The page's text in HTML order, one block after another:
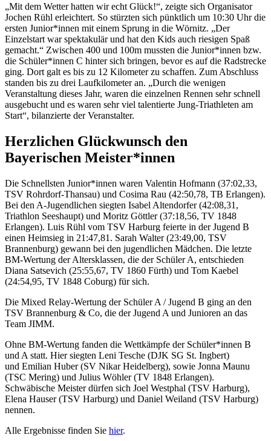
„Mit dem Wetter hatten wir echt Glück!“, zeigte sich Organisator
Jochen Rühl erleichtert. So stürzten sich pünktlich um 10:30 Uhr die
ersten Junior*innen mit einem Sprung in die Wörnitz. „Der
Einzelstart war spektakulär und hat den Kids auch riesigen Spaß
gemacht.“ Zwischen 400 und 100m mussten die Junior*innen bzw.
die Schüler*innen C hinter sich bringen, bevor es auf die Radstrecke
ging. Dort galt es bis zu 12 Kilometer zu schaffen. Zum Abschluss
standen bis zu drei Laufkilometer an. „Durch die wenigen
Veranstaltung dieses Jahr, waren die einzelnen Rennen sehr schnell
ausgebucht und es waren sehr viel talentierte Jung-Triathleten am
Start“, bilanzierte der Veranstalter.
Herzlichen Glückwunsch den
Bayerischen Meister*innen
Die Schnellsten Junior*innen waren Valentin Hofmann (37:02,33,
TSV Rohrdorf-Thansau) und Cosima Rau (42:50,78, TB Erlangen).
Bei den A-Jugendlichen siegten Isabel Altendorfer (42:08,31,
Triathlon Seeshaupt) und Moritz Göttler (37:18,56, TV 1848
Erlangen). Luis Rühl vom TSV Harburg feierte in der Jugend B
einen Heimsieg in 21:47,81. Sarah Walter (23:49,00, TSV
Brannenburg) gewann bei den jugendlichen Mädchen. Die letzte
BM-Wertung der Altersklassen, die der Schüler A, entschieden
Diana Satsevich (25:55,67, TV 1860 Fürth) und Tom Kaebel
(24:54,95, TV 1848 Coburg) für sich.
Die Mixed Relay-Wertung der Schüler A / Jugend B ging an den
TSV Brannenburg & Co, die der Jugend A und Junioren an das
Team JIMM.
Ohne BM-Wertung fanden die Wettkämpfe der Schüler*innen B
und A statt. Hier siegten Leni Tesche (DJK SG St. Ingbert)
und Emilian Huber (SV Nikar Heidelberg), sowie Jonna Maunu
(TSC Mering) und Julius Wöhler (TV 1848 Erlangen).
Schwäbische Meister dürfen sich Joel Westphal (TSV Harburg),
Elena Hauser (TSV Harburg) und Daniel Weiland (TSV Harburg)
nennen.
Alle Ergebnisse finden Sie hier.